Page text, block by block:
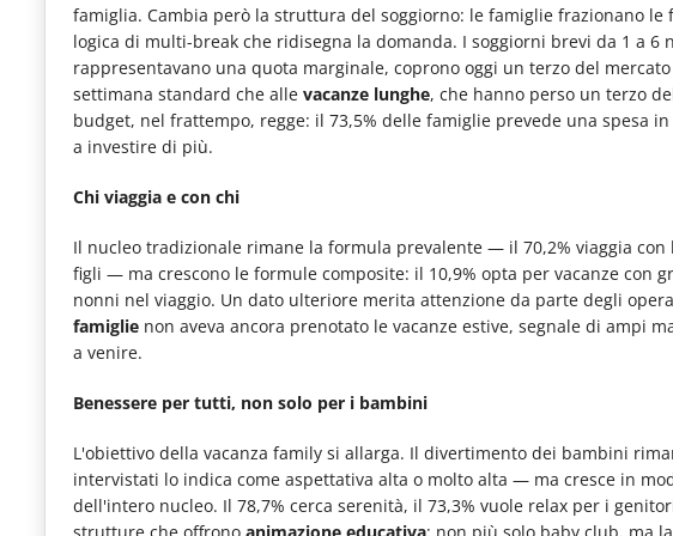
le
novità
del
comparto
famiglia. Cambia però la struttura del soggiorno: le famiglie frazionano
logica di multi-break che ridisegna la domanda. I soggiorni brevi da 1 a 6
rappresentavano una quota marginale, coprono oggi un terzo del
settimana standard che alle vacanze lunghe, che hanno perso un terzo
budget, nel frattempo, regge: il 73,5% delle famiglie prevede una spesa
a investire di più.
Chi viaggia e con chi
Il nucleo tradizionale rimane la formula prevalente — il 70,2% viaggia
figli — ma crescono le formule composite: il 10,9% opta per vacanze con
nonni nel viaggio. Un dato ulteriore merita attenzione da parte degli
famiglie non aveva ancora prenotato le vacanze estive, segnale di ampi
a venire.
Benessere per tutti, non solo per i bambini
L'obiettivo della vacanza family si allarga. Il divertimento dei bambini
intervistati lo indica come aspettativa alta o molto alta — ma cresce in
dell'intero nucleo. Il 78,7% cerca serenità, il 73,3% vuole relax per i
strutture che offrono animazione educativa: non più solo baby club, ma